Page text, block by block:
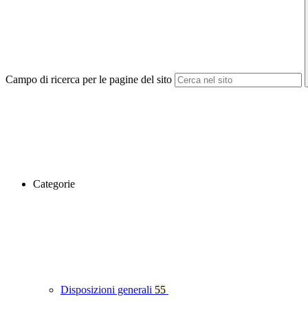
Campo di ricerca per le pagine del sito
Categorie
Disposizioni generali 55